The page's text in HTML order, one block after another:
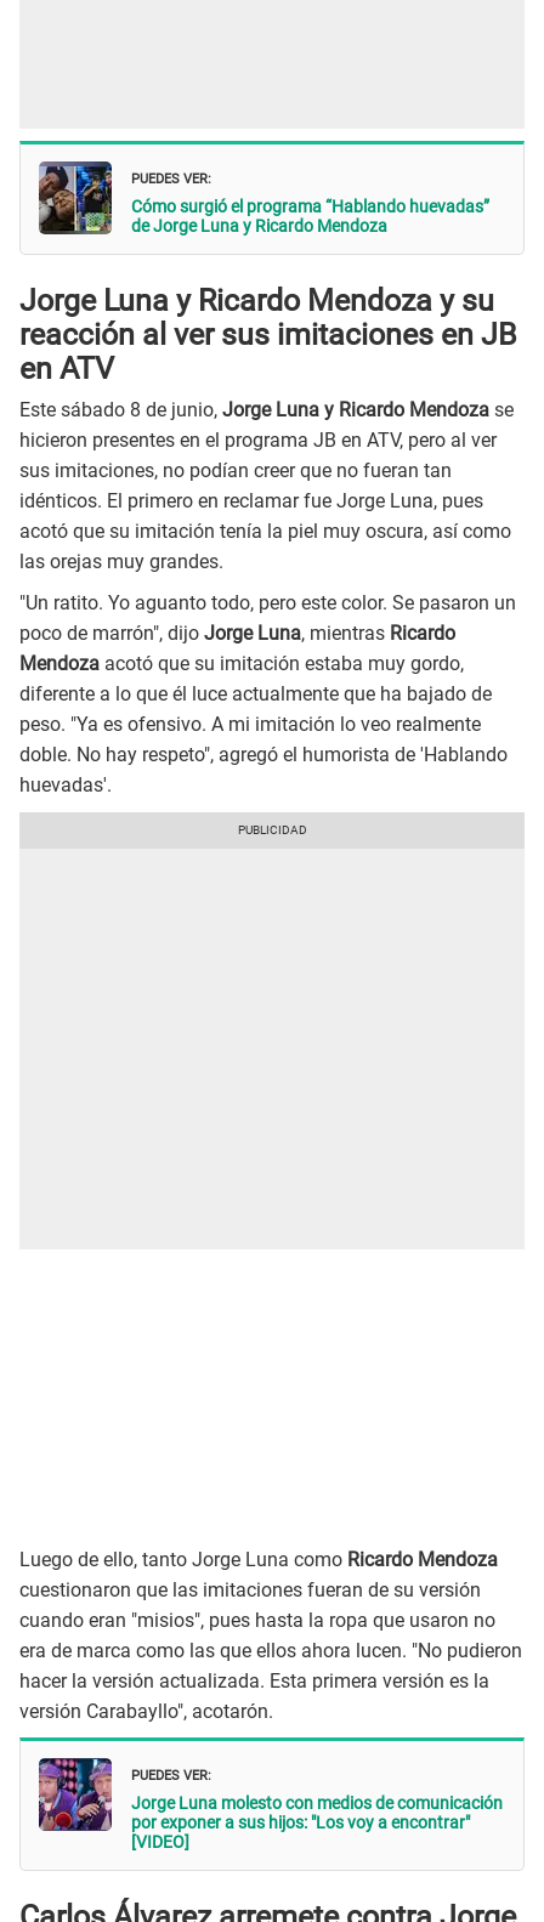
PUEDES VER:
Cómo surgió el programa “Hablando huevadas”
de Jorge Luna y Ricardo Mendoza
Jorge Luna y Ricardo Mendoza y su
reacción al ver sus imitaciones en JB
en ATV
Este sábado 8 de junio, Jorge Luna y Ricardo Mendoza se
hicieron presentes en el programa JB en ATV, pero al ver
sus imitaciones, no podían creer que no fueran tan
idénticos. El primero en reclamar fue Jorge Luna, pues
acotó que su imitación tenía la piel muy oscura, así como
las orejas muy grandes.
"Un ratito. Yo aguanto todo, pero este color. Se pasaron un
poco de marrón", dijo Jorge Luna, mientras Ricardo
Mendoza acotó que su imitación estaba muy gordo,
diferente a lo que él luce actualmente que ha bajado de
peso. "Ya es ofensivo. A mi imitación lo veo realmente
doble. No hay respeto", agregó el humorista de 'Hablando
huevadas'.
Luego de ello, tanto Jorge Luna como Ricardo Mendoza
cuestionaron que las imitaciones fueran de su versión
cuando eran "misios", pues hasta la ropa que usaron no
era de marca como las que ellos ahora lucen. "No pudieron
hacer la versión actualizada. Esta primera versión es la
versión Carabayllo", acotarón.
PUEDES VER:
Jorge Luna molesto con medios de comunicación
por exponer a sus hijos: "Los voy a encontrar"
[VIDEO]